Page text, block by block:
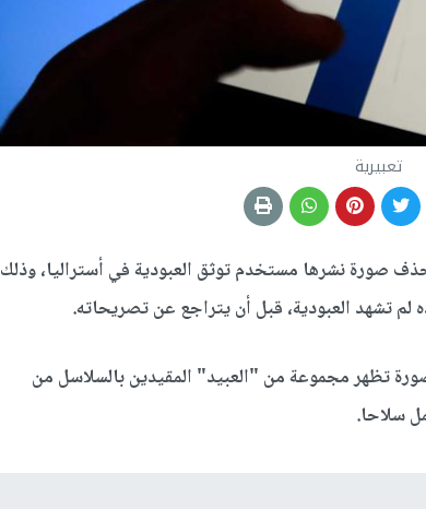
تعبيرية
نشرها مستخدم توثق العبودية في أستراليا، وذلك
لم تشهد العبودية، قبل أن يتراجع عن تصريحاته.
تظهر مجموعة من "العبيد" المقيدين بالسلاسل من